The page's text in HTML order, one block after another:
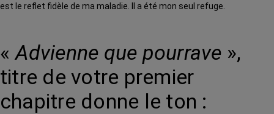
est le reflet fidèle de ma maladie. Il a été mon seul refuge.
«Advienne que pourrave »,
titre de votre premier
chapitre donne le ton :